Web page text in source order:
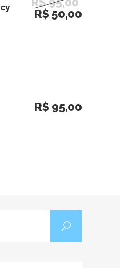
O
R$ 50,00
CARRINHO
R$ 95,00